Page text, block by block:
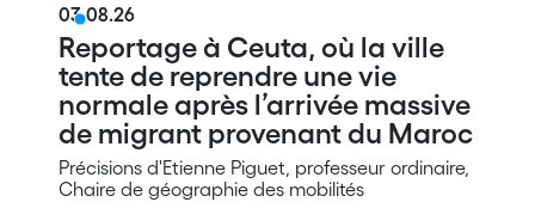
03.08.26
Reportage à Ceuta, où la ville
tente de reprendre une vie
normale après l’arrivée massive
de migrant provenant du Maroc
Précisions d'Etienne Piguet, professeur ordinaire,
Chaire de géographie des mobilités